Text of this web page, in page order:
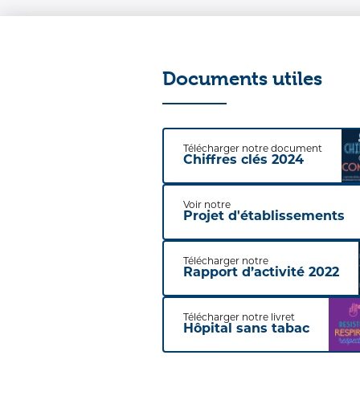
Documents utiles
Télécharger notre document
Chiffres clés 2024
Voir notre
Projet d'établissements
Télécharger notre
Rapport d’activité 2022
Télécharger notre livret
Hôpital sans tabac